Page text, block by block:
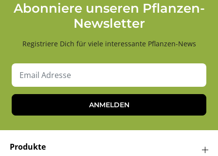
Abonniere unseren Pflanzen-
Newsletter
Registriere Dich für viele interessante Pflanzen-News
ANMELDEN
Produkte